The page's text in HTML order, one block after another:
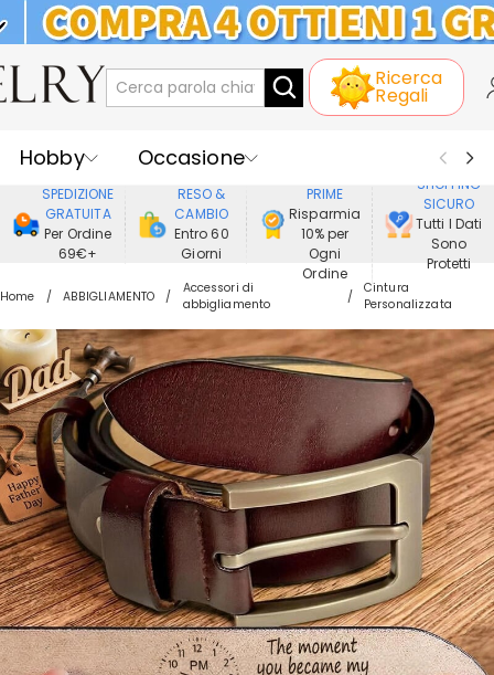
KLARNA: PAGAMENTO A RATE SENZA
INTERESSI
Ricerca
Regali
Hobby
Occasione
Ricevente
Best Seller
Nuovi
Gioielli
Casa&Vita
Abbigliamento
SPEDIZIONE
GRATUITA
Per Ordine
69€+
RESO &
CAMBIO
Entro 60
Giorni
PRIME
Risparmia
10% per
Ogni
Ordine
SHOPPING
SICURO
Tutti I Dati
Sono
Protetti
Home ABBIGLIAMENTO
Accessori di
abbigliamento
Cintura
Personalizzata